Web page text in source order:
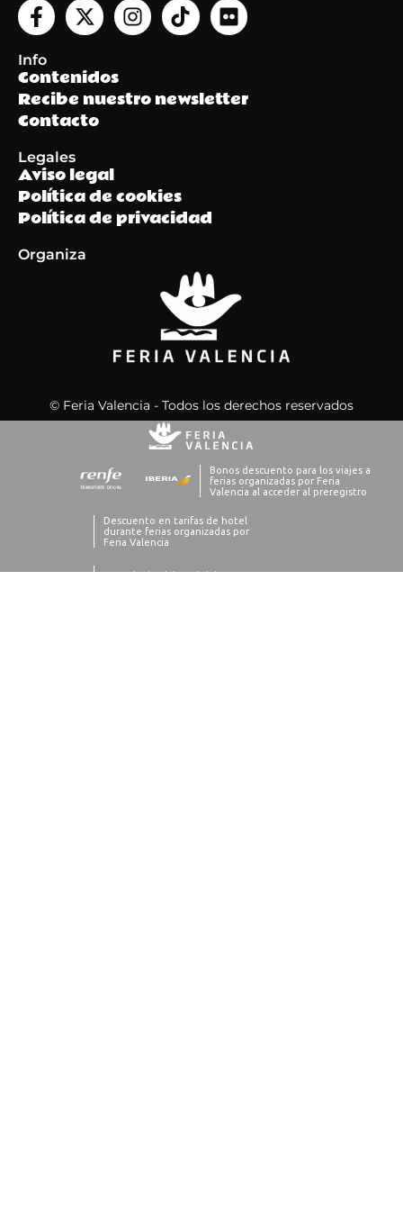
Info
Contenidos
Recibe nuestro newsletter
Contacto
Legales
Aviso legal
Política de cookies
Política de privacidad
Organiza
© Feria Valencia - Todos los derechos reservados